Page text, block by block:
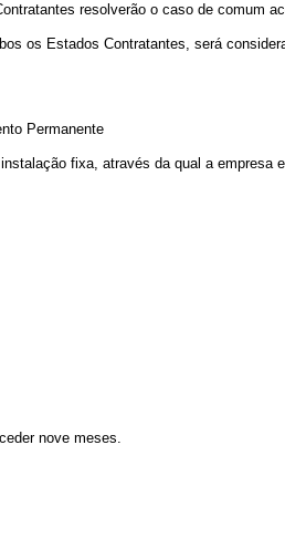
resolverão o caso de comum
Estados Contratantes, será
Permanente
fixa, através da qual a empresa
nove meses.